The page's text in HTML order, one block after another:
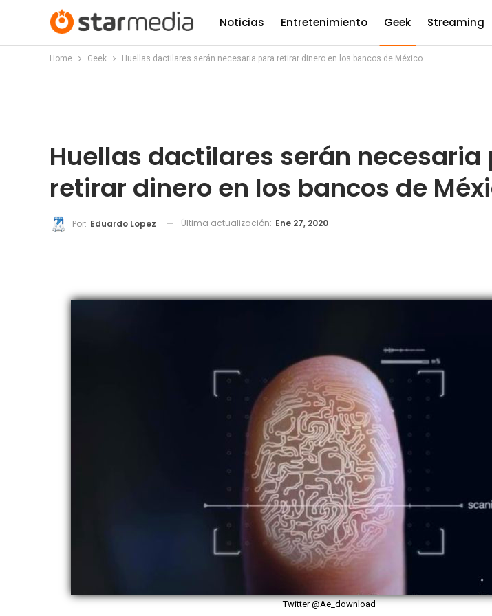
Noticias Entretenimiento Geek Streaming
Home Geek Huellas dactilares serán necesaria para retirar dinero en los bancos de México
Huellas dactilares serán necesaria
retirar dinero en los bancos de
Por: Eduardo Lopez Última actualización: Ene 27, 2020
Twitter @Ae_download